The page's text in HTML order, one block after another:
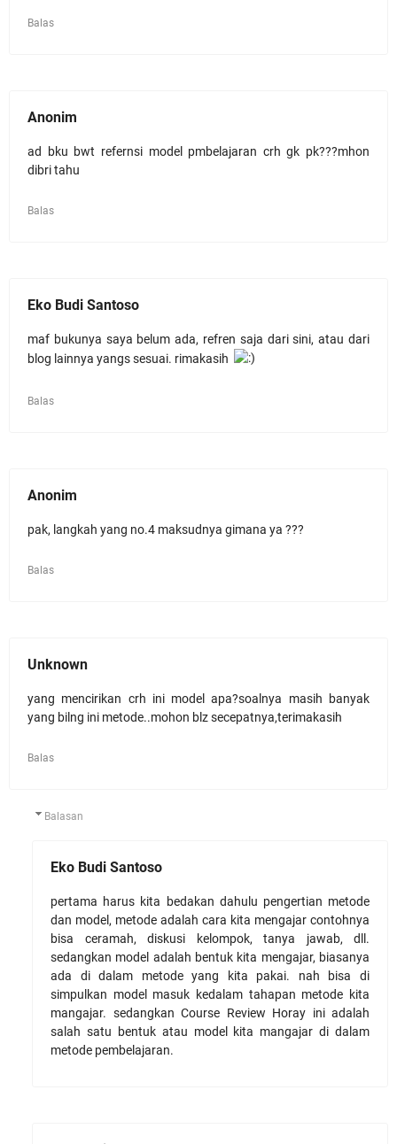
Balas
Anonim
ad bku bwt refernsi model pmbelajaran crh gk pk???mhon
dibri tahu
Balas
Eko Budi Santoso
maf bukunya saya belum ada, refren saja dari sini, atau dari
blog lainnya yangs sesuai. rimakasih
Balas
Anonim
pak, langkah yang no.4 maksudnya gimana ya ???
Balas
Unknown
yang mencirikan crh ini model apa?soalnya masih banyak
yang bilng ini metode..mohon blz secepatnya,terimakasih
Balas
Balasan
Eko Budi Santoso
pertama harus kita bedakan dahulu pengertian metode
dan model, metode adalah cara kita mengajar contohnya
bisa ceramah, diskusi kelompok, tanya jawab, dll.
sedangkan model adalah bentuk kita mengajar, biasanya
ada di dalam metode yang kita pakai. nah bisa di
simpulkan model masuk kedalam tahapan metode kita
mangajar. sedangkan Course Review Horay ini adalah
salah satu bentuk atau model kita mangajar di dalam
metode pembelajaran.